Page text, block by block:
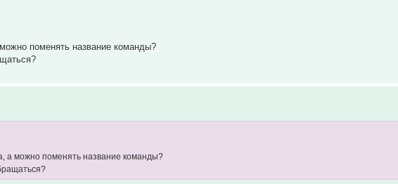
поменять название команды?
а можно поменять название команды?